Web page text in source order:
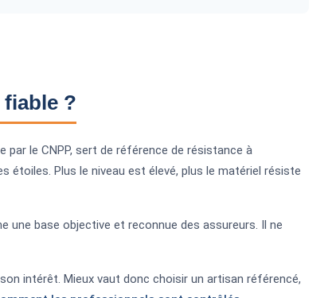
?
par le CNPP, sert de référence de résistance à
étoiles. Plus le niveau est élevé, plus le matériel résiste
une base objective et reconnue des assureurs. Il ne
intérêt. Mieux vaut donc choisir un artisan référencé,